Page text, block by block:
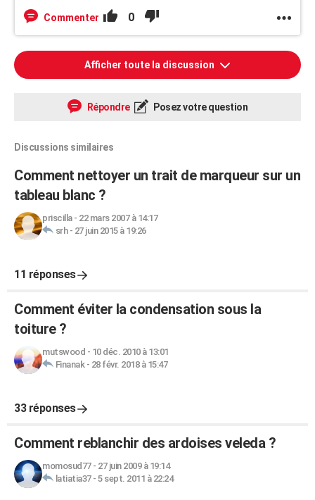
Commenter 0
Afficher toute la discussion
Répondre Posez votre question
Discussions similaires
Comment nettoyer un trait de marqueur sur un
tableau blanc ?
priscilla- 22 mars 2007 à 14:17
srh- 27 juin 2015 à 19:26
11 réponses
Comment éviter la condensation sous la
toiture ?
mutswood - 10 déc. 2010 à 13:01
Finanak- 28 févr. 2018 à 15:47
33 réponses
Comment reblanchir des ardoises veleda ?
momosud77- 27 juin 2009 à 19:14
latiatia37- 5 sept. 2011 à 22:24